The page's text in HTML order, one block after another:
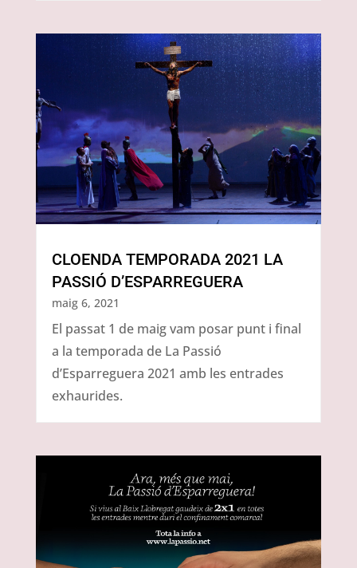
CLOENDA TEMPORADA 2021 LA
PASSIÓ D’ESPARREGUERA
maig 6, 2021
El passat 1 de maig vam posar punt i final
a la temporada de La Passió
d’Esparreguera 2021 amb les entrades
exhaurides.